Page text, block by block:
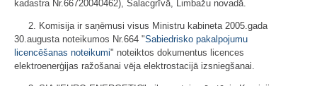
kadastra Nr.66720040462), Salacgrīvā, Limbažu novadā.
2. Komisija ir saņēmusi visus Ministru kabineta 2005.gada
30.augusta noteikumos Nr.664 "Sabiedrisko pakalpojumu
licencēšanas noteikumi" noteiktos dokumentus licences
elektroenerģijas ražošanai vēja elektrostacijā izsniegšanai.